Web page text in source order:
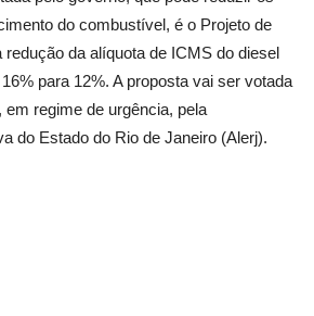
do combustível, é o Projeto de
redução da alíquota de ICMS do diesel
para 12%. A proposta vai ser votada
em regime de urgência, pela
do Estado do Rio de Janeiro (Alerj).